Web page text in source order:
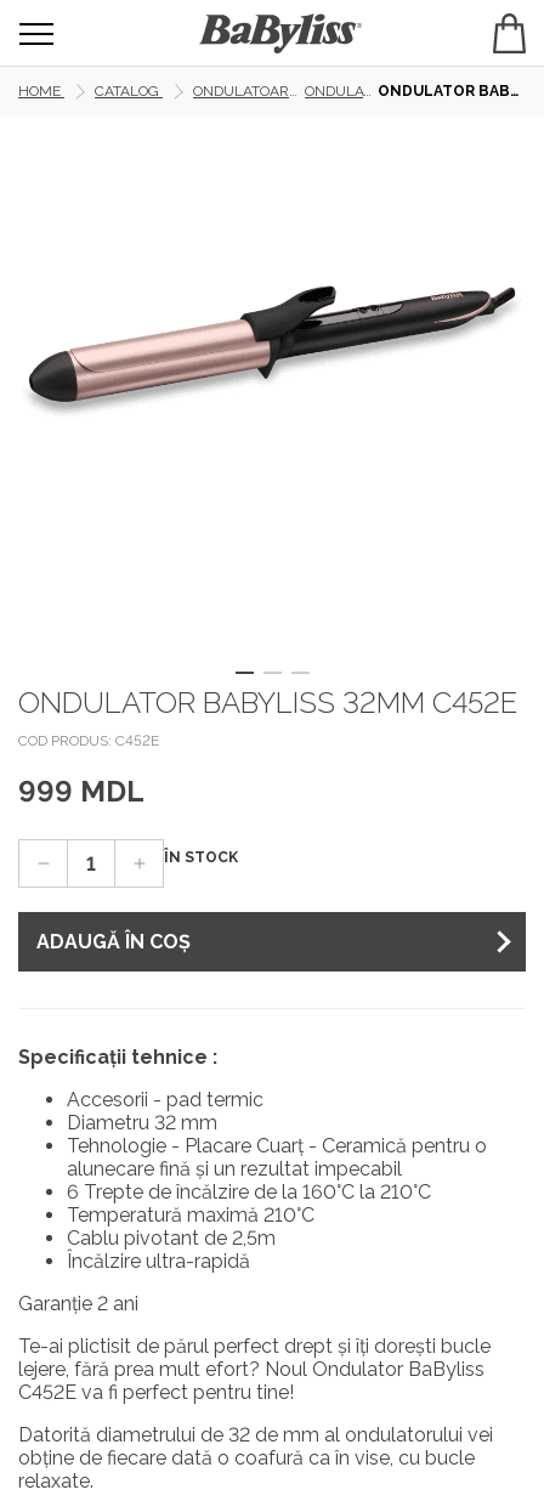
HOME CATALOG ONDULATOARE ȘI VOLUM ONDULATOARE ONDULATOR BABYLISS 32MM C452E
ONDULATOR BABYLISS 32MM C452E
COD PRODUS: C452E
999 MDL
ÎN STOCK
ADAUGĂ ÎN COȘ
Specificații tehnice :
Accesorii - pad termic
Diametru 32 mm
Tehnologie - Placare Cuarț - Ceramică pentru o
alunecare fină și un rezultat impecabil
6 Trepte de încălzire de la 160°C la 210°C
Temperatură maximă 210°C
Cablu pivotant de 2,5m
Încălzire ultra-rapidă
Garanție 2 ani
Te-ai plictisit de părul perfect drept și îți dorești bucle
lejere, fără prea mult efort? Noul Ondulator BaByliss
C452E va fi perfect pentru tine!
Datorită diametrului de 32 de mm al ondulatorului vei
obține de fiecare dată o coafură ca în vise, cu bucle
relaxate.